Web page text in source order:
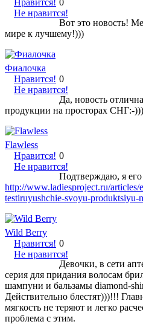
Не нравится!
Вот это новость!
мире к лучшему!)))
Фиалочка
Нравится!
Не нравится!
0
Да, новость
продукции на просторах СНГ:-)))
Flawless
Нравится!
Не нравится!
0
Подтверждаю, я его
http://www.ladiesproject.ru/
testiruyushchie-svoyu-produktsiyu-
Wild Berry
Нравится!
Не нравится!
0
Девочки, в сети
серия для придания волосам
шампуни и бальзамы diamond-
Действительно блестят)))!!!
мягкость не теряют и легко
проблема с этим.